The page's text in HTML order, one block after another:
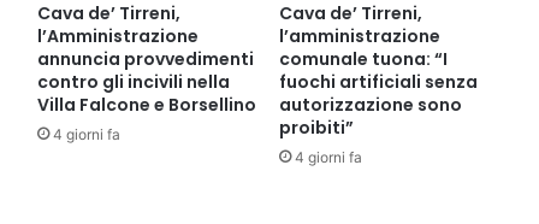
Cava de’ Tirreni,
l’Amministrazione
annuncia provvedimenti
contro gli incivili nella
Villa Falcone e Borsellino
4 giorni fa
Cava de’ Tirreni,
l’amministrazione
comunale tuona: “I
fuochi artificiali senza
autorizzazione sono
proibiti”
4 giorni fa